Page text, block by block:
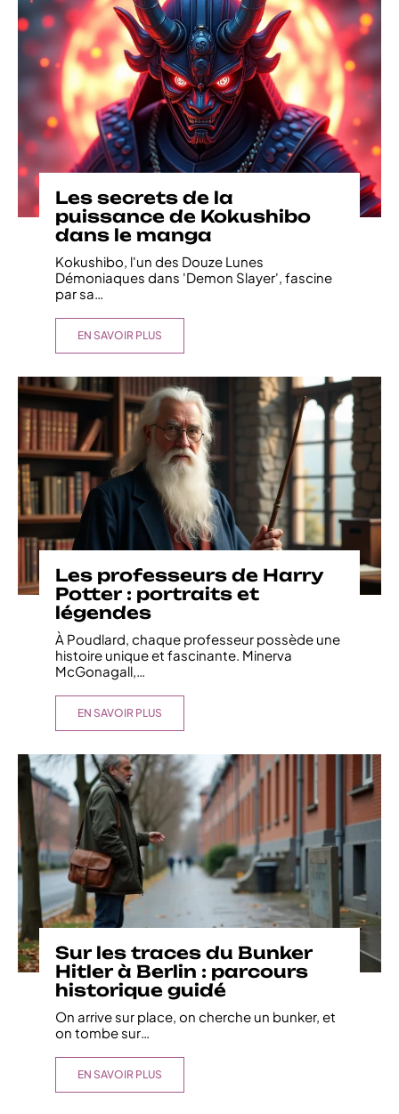
Les secrets de la
puissance de Kokushibo
dans le manga
Kokushibo, l'un des Douze Lunes
Démoniaques dans 'Demon Slayer', fascine
par sa…
EN SAVOIR PLUS
Les professeurs de Harry
Potter : portraits et
légendes
À Poudlard, chaque professeur possède une
histoire unique et fascinante. Minerva
McGonagall,…
EN SAVOIR PLUS
Sur les traces du Bunker
Hitler à Berlin : parcours
historique guidé
On arrive sur place, on cherche un bunker, et
on tombe sur…
EN SAVOIR PLUS